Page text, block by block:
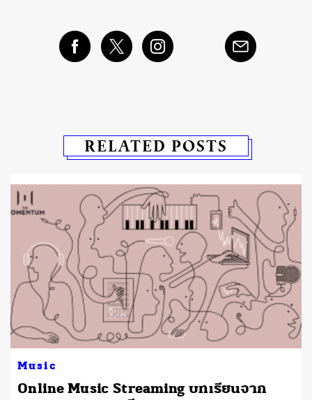
RELATED POSTS
Music
Online Music Streaming บทเรียนจาก